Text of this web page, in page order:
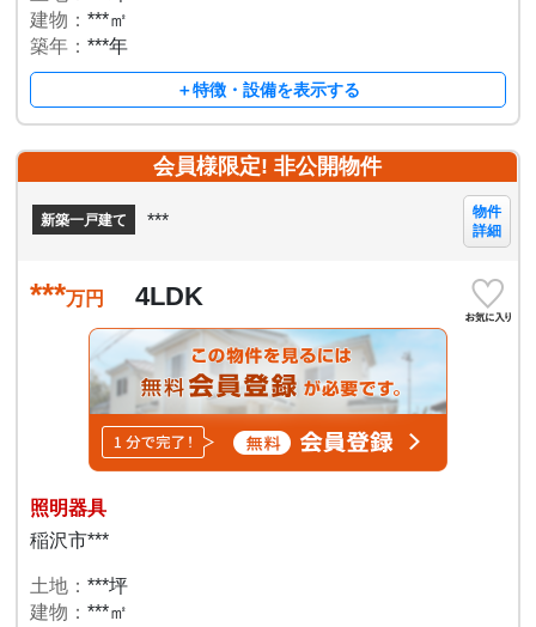
建物：***㎡
築年：***年
＋特徴・設備を表示する
会員様限定! 非公開物件
新築一戸建て ***
物件
詳細
***万円 4LDK
照明器具
稲沢市***
土地：***坪
建物：***㎡